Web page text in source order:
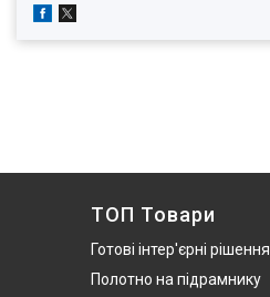
ТОП Товари
Готові інтер'єрні рішення
Полотно на підрамнику